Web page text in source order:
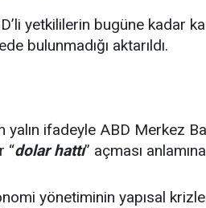
yetkililerin bugüne kadar
bulunmadığı aktarıldı.
ifadeyle ABD Merkez
“dolar hattı” açması
yönetiminin yapısal